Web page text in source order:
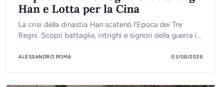
Han e Lotta per la Cina
La crisi della dinastia Han scatenò l'Epoca dei Tre
Regni. Scopri battaglie, intrighi e signori della guerra in
ALESSANDRO POMA 03/08/2026